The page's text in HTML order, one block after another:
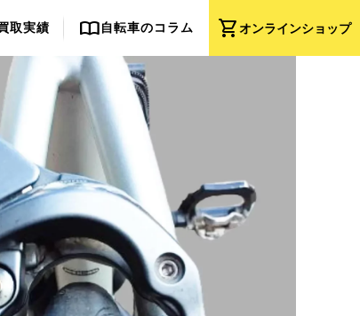
shopping_cartオンラインショップ
取実績 import_contacts自転車のコラム